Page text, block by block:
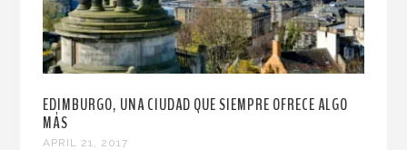
EDIMBURGO, UNA CIUDAD QUE SIEMPRE OFRECE ALGO
MÁS
APRIL 21, 2017